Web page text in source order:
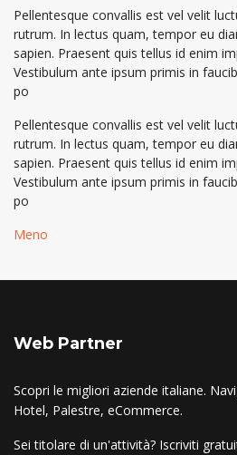
Pellentesque convallis est vel velit
rutrum. In lectus quam, tempor eu
sapien. Praesent quis tellus id enim
Vestibulum ante ipsum primis in
po
Pellentesque convallis est vel velit
rutrum. In lectus quam, tempor eu
sapien. Praesent quis tellus id enim
Vestibulum ante ipsum primis in
po
Meno
Web Partner
Scopri le migliori aziende italiane.
Hotel, Palestre, eCommerce.
Sei titolare di un'attività? Iscriviti